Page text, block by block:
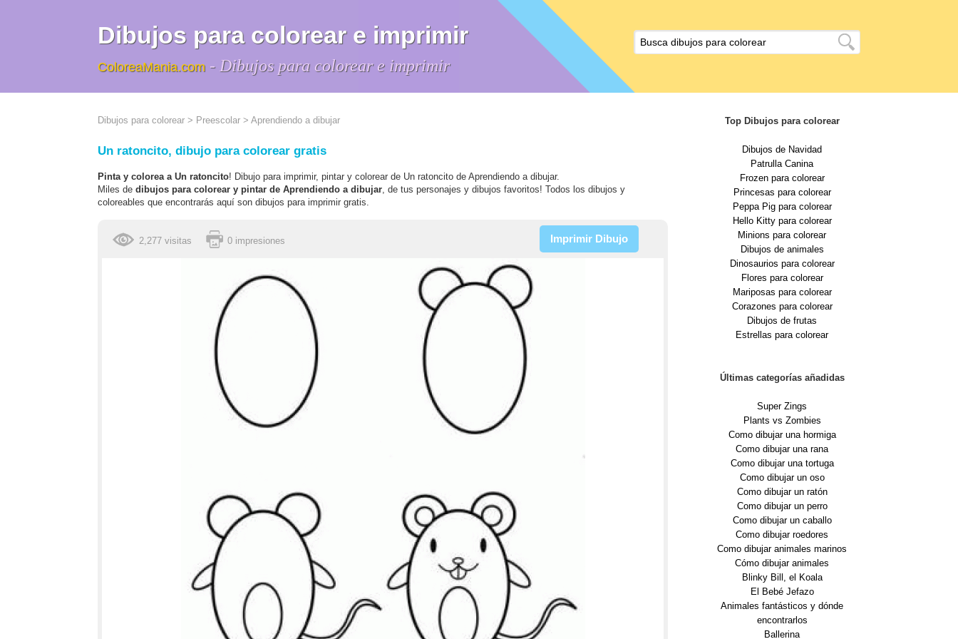
Dibujos para colorear e imprimir
ColoreaMania.com - Dibujos para colorear e imprimir
Dibujos para colorear > Preescolar > Aprendiendo a dibujar
Un ratoncito, dibujo para colorear gratis
Pinta y colorea a Un ratoncito! Dibujo para imprimir, pintar y colorear de Un ratoncito de Aprendiendo a dibujar.
Miles de dibujos para colorear y pintar de Aprendiendo a dibujar, de tus personajes y dibujos favoritos! Todos los dibujos y
coloreables que encontrarás aquí son dibujos para imprimir gratis.
2,277 visitas 0 impresiones Imprimir Dibujo
Top Dibujos para colorear
Dibujos de Navidad
Patrulla Canina
Frozen para colorear
Princesas para colorear
Peppa Pig para colorear
Hello Kitty para colorear
Minions para colorear
Dibujos de animales
Dinosaurios para colorear
Flores para colorear
Mariposas para colorear
Corazones para colorear
Dibujos de frutas
Estrellas para colorear
Últimas categorías añadidas
Super Zings
Plants vs Zombies
Como dibujar una hormiga
Como dibujar una rana
Como dibujar una tortuga
Como dibujar un oso
Como dibujar un ratón
Como dibujar un perro
Como dibujar un caballo
Como dibujar roedores
Como dibujar animales marinos
Cómo dibujar animales
Blinky Bill, el Koala
El Bebé Jefazo
Animales fantásticos y dónde
encontrarlos
Ballerina